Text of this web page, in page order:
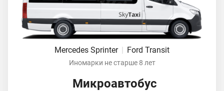
Mercedes Sprinter | Ford Transit
Иномарки не старше 8 лет
Микроавтобус